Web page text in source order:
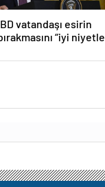
vatandaşı esirin
“iyi niyetle